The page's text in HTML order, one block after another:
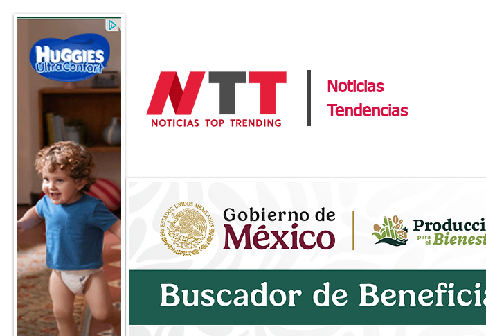
Noticias
Tendencias